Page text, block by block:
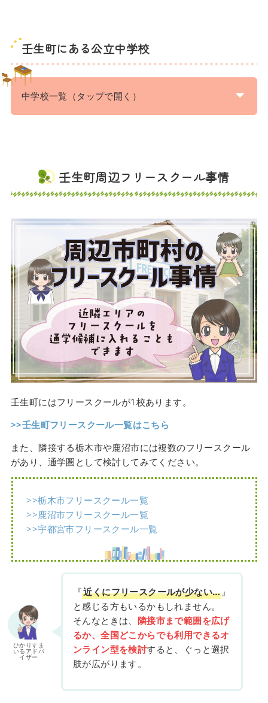
壬生町にある公立中学校
中学校一覧（タップで開く）
壬生町周辺フリースクール事情
壬生町にはフリースクールが1校あります。
>>壬生町フリースクール一覧はこちら
また、隣接する栃木市や鹿沼市には複数のフリースクール
があり、通学圏として検討してみてください。
>>栃木市フリースクール一覧
>>鹿沼市フリースクール一覧
>>宇都宮市フリースクール一覧
ひかりすま
いるアドバ
イザー
『近くにフリースクールが少ない…』
と感じる方もいるかもしれません。
そんなときは、 隣接市まで範囲を広げ
るか、全国どこからでも利用できるオ
ンライン型を検討すると、ぐっと選択
肢が広がります。